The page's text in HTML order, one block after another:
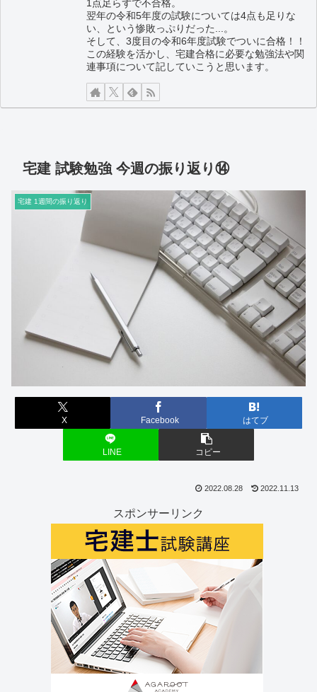
1点足らずで不合格。
翌年の令和5年度の試験については4点も足りな
い、という惨敗っぷりだった...。
そして、3度目の令和6年度試験でついに合格！！
この経験を活かし、宅建合格に必要な勉強法や関
連事項について記していこうと思います。
宅建 試験勉強 今週の振り返り⑭
宅建 1週間の振り返り
X Facebook はてブ
LINE コピー
2022.08.28 2022.11.13
スポンサーリンク